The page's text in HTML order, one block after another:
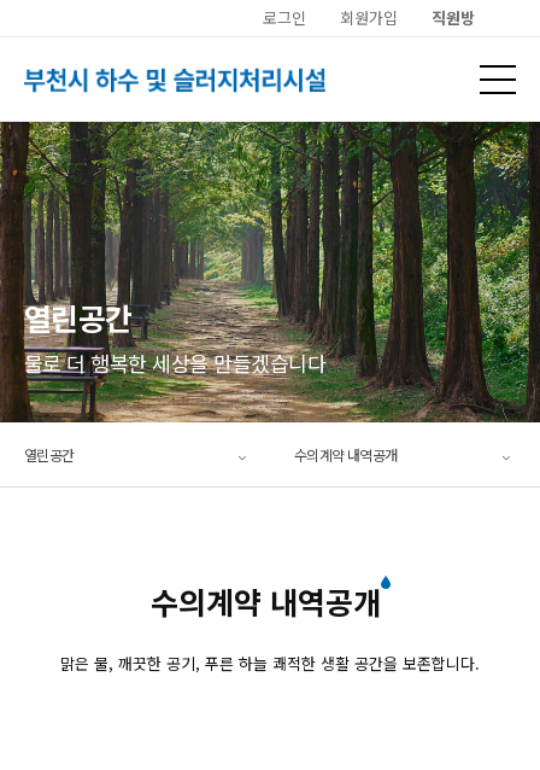
로그인 회원가입 직원방
열린공간
물로 더 행복한 세상을 만들겠습니다
열린공간 수의계약 내역공개
수의계약 내역공개
맑은 물, 깨끗한 공기, 푸른 하늘 쾌적한 생활 공간을 보존합니다.